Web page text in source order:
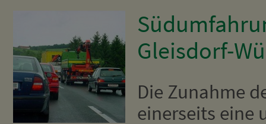
Gleisdorf-
Die Zunahme
einerseits eine